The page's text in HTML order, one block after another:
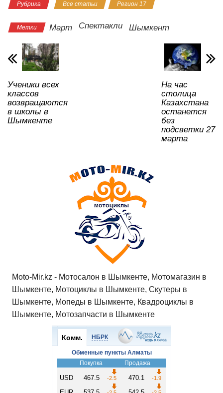
at
s
A
p
p
c
e
b
o
o
k
tt
er
n
o
e
gr
.R
u
в
и
ть
Рубрика Все статьи Регион 17
Метки Март Спектакли Шымкент
Ученики всех
классов
возвращаются
в школы в
Шымкенте
На час
столица
Казахстана
останется
без
подсветки 27
марта
Moto-Mir.kz - Мотосалон в Шымкенте, Мотомагазин в
Шымкенте, Мотоциклы в Шымкенте, Скутеры в
Шымкенте, Мопеды в Шымкенте, Квадроциклы в
Шымкенте, Мотозапчасти в Шымкенте